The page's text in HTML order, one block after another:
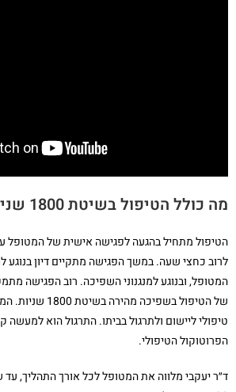
מה כולל הטיפול בשיטת 1800 שניות?
הטיפול מתחיל בהגעה לפגישה אישית של המטופל
לרוב כחצי שעה. במשך הפגישה מתקיים דיון בנוגע
המטופל, ובנוגע למנגנוני השפיכה. רוב הפגישה
של הטיפול בשפיכה
טיפולי ליישום ולתרגול בביתו. התרגול הוא למעשה
הפרוטוקול הטיפולי.
ד״ר יעקבי מלווה את המטופל לכל אורך התהליך,